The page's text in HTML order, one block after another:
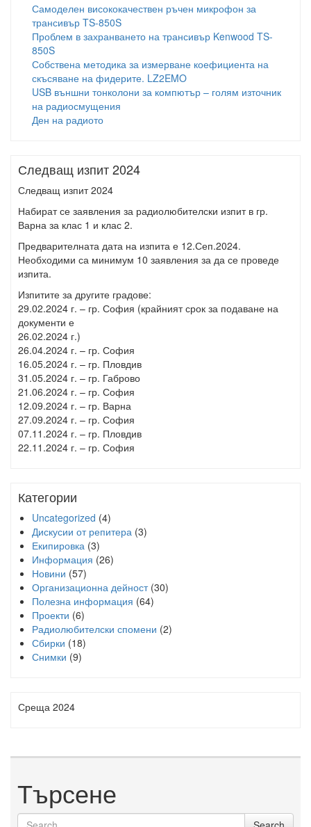
Самоделен висококачествен ръчен микрофон за
трансивър TS-850S
Проблем в захранването на трансивър Kenwood TS-
850S
Собствена методика за измерване коефициента на
скъсяване на фидерите. LZ2EMO
USB външни тонколони за компютър – голям източник
на радиосмущения
Ден на радиото
Следващ изпит 2024
Следващ изпит 2024
Набират се заявления за радиолюбителски изпит в гр.
Варна за клас 1 и клас 2.
Предварителната дата на изпита е 12.Сеп.2024.
Необходими са минимум 10 заявления за да се проведе
изпита.
Изпитите за другите градове:
29.02.2024 г. – гр. София (крайният срок за подаване на
документи е
26.02.2024 г.)
26.04.2024 г. – гр. София
16.05.2024 г. – гр. Пловдив
31.05.2024 г. – гр. Габрово
21.06.2024 г. – гр. София
12.09.2024 г. – гр. Варна
27.09.2024 г. – гр. София
07.11.2024 г. – гр. Пловдив
22.11.2024 г. – гр. София
Категории
Uncategorized (4)
Дискусии от репитера (3)
Екипировка (3)
Информация (26)
Новини (57)
Организационна дейност(30)
Полезна информация (64)
Проекти (6)
Радиолюбителски спомени (2)
Сбирки (18)
Снимки (9)
Среща 2024
Търсене
Search